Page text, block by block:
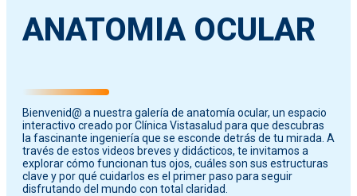
ANATOMIA OCULAR
Bienvenid@ a nuestra galería de anatomía ocular, un espacio
interactivo creado por Clínica Vistasalud para que descubras
la fascinante ingeniería que se esconde detrás de tu mirada. A
través de estos videos breves y didácticos, te invitamos a
explorar cómo funcionan tus ojos, cuáles son sus estructuras
clave y por qué cuidarlos es el primer paso para seguir
disfrutando del mundo con total claridad.